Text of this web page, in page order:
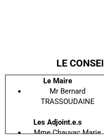
LE
Le Maire
Mr Bernard
TRASSOUDAINE
Les Adjoint.e.s
Mme Chauvac Marie